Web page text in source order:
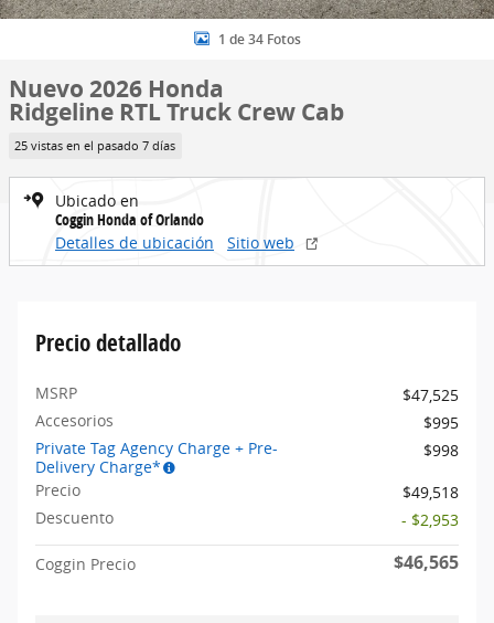
1 de 34 Fotos
Nuevo 2026 Honda
Ridgeline RTL Truck Crew Cab
25 vistas en el pasado 7 días
Ubicado en
Coggin Honda of Orlando
Detalles de ubicación
Sitio web
Precio detallado
MSRP
$47,525
Accesorios
$995
Private Tag Agency Charge + Pre-
Delivery Charge*
$998
Precio
$49,518
Descuento
- $2,953
Coggin Precio $46,565